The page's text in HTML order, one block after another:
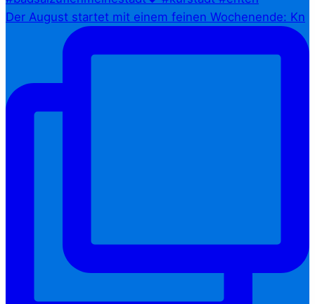
Der August startet mit einem feinen Wochenende: Kn